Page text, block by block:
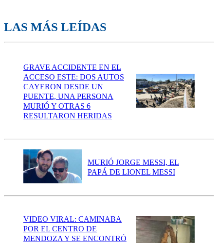
LAS MÁS LEÍDAS
GRAVE ACCIDENTE EN EL
ACCESO ESTE: DOS AUTOS
CAYERON DESDE UN
PUENTE, UNA PERSONA
MURIÓ Y OTRAS 6
RESULTARON HERIDAS
MURIÓ JORGE MESSI, EL
PAPÁ DE LIONEL MESSI
VIDEO VIRAL: CAMINABA
POR EL CENTRO DE
MENDOZA Y SE ENCONTRÓ